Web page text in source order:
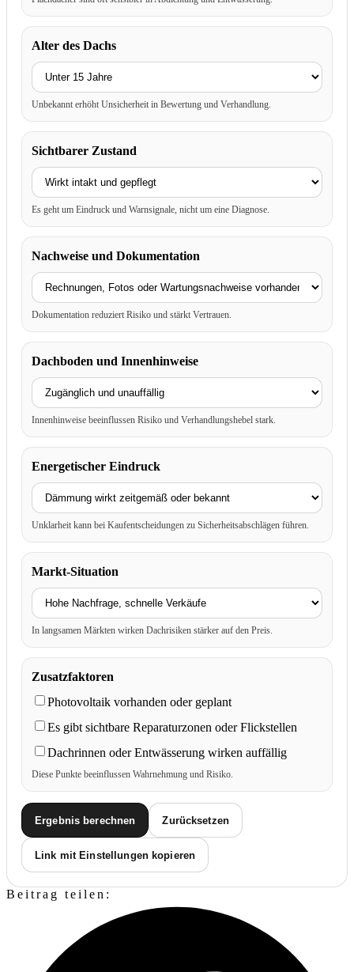
Alter des Dachs
Unbekannt erhöht Unsicherheit in Bewertung und Verhandlung.
Sichtbarer Zustand
Es geht um Eindruck und Warnsignale, nicht um eine Diagnose.
Nachweise und Dokumentation
Dokumentation reduziert Risiko und stärkt Vertrauen.
Dachboden und Innenhinweise
Innenhinweise beeinflussen Risiko und Verhandlungshebel stark.
Energetischer Eindruck
Unklarheit kann bei Kaufentscheidungen zu Sicherheitsabschlägen führen.
Markt-Situation
In langsamen Märkten wirken Dachrisiken stärker auf den Preis.
Zusatzfaktoren
Photovoltaik vorhanden oder geplant
Es gibt sichtbare Reparaturzonen oder Flickstellen
Dachrinnen oder Entwässerung wirken auffällig
Diese Punkte beeinflussen Wahrnehmung und Risiko.
Ergebnis berechnen Zurücksetzen
Link mit Einstellungen kopieren
Beitrag teilen: